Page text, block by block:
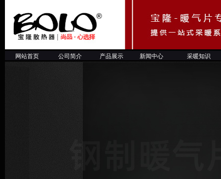
网站首页 公司简介 产品展示 新闻中心 采暖知识